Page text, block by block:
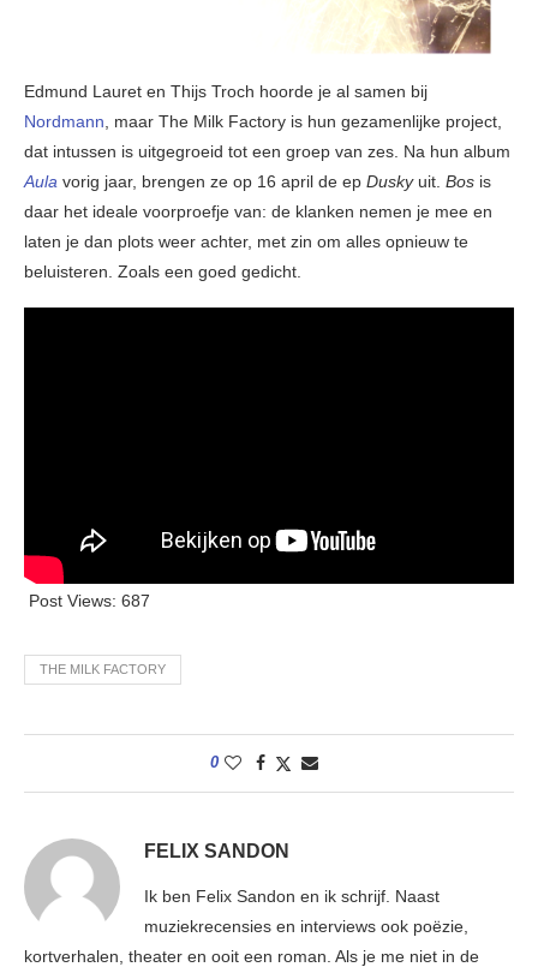
Edmund Lauret en Thijs Troch hoorde je al samen bij
Nordmann, maar The Milk Factory is hun gezamenlijke project,
dat intussen is uitgegroeid tot een groep van zes. Na hun album
Aula vorig jaar, brengen ze op 16 april de ep Duskyuit. Bos is
daar het ideale voorproefje van: de klanken nemen je mee en
laten je dan plots weer achter, met zin om alles opnieuw te
beluisteren. Zoals een goed gedicht.
Post Views: 687
THE MILK FACTORY
0
FELIX SANDON
Ik ben Felix Sandon en ik schrijf. Naast
muziekrecensies en interviews ook poëzie,
kortverhalen, theater en ooit een roman. Als je me niet in de